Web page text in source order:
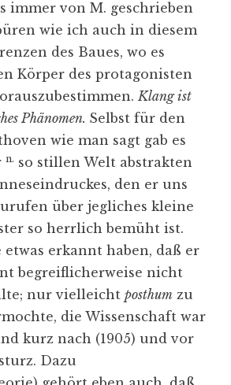
immer von M. geschrieben
wie ich auch in diesem
des Baues, wo es
Körper des protagonisten
Klang ist
Phänomen. Selbst für den
wie man sagt gab es
n. so stillen Welt abstrakten
den er uns
über jegliches kleine
so herrlich bemüht ist.
erkannt haben, daß er
begreiflicherweise nicht
nur vielleicht posthum zu
die Wissenschaft war
kurz nach (1905) und vor
Dazu